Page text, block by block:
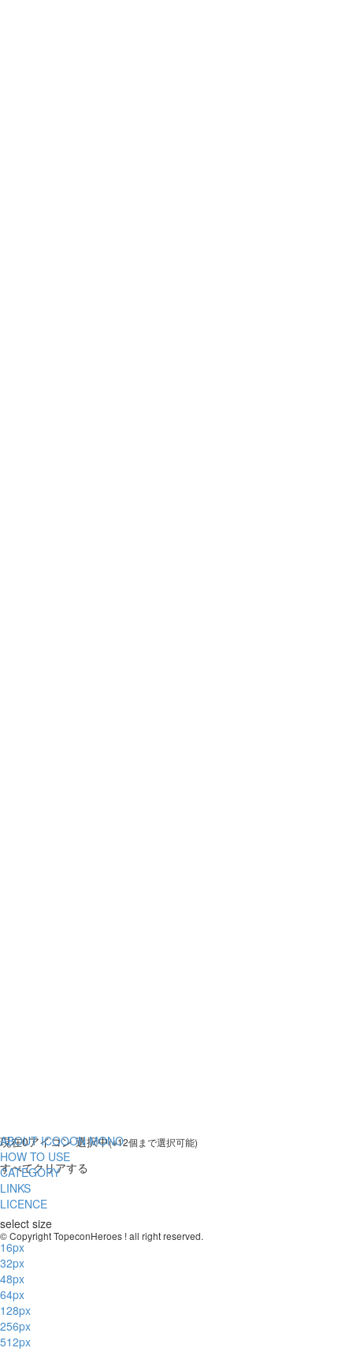
現在0アイコン 選択中(※12個まで選択可能)
すべてクリアする
select size
16px
32px
48px
64px
128px
256px
512px
ABOUT ICOOON MONO
HOW TO USE
CATEGORY
LINKS
LICENCE
© Copyright TopeconHeroes ! all right reserved.